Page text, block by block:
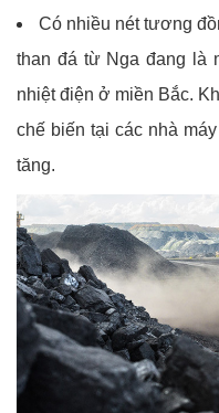
Có nhiều nét tương
than đá từ Nga đang là
nhiệt điện ở miền Bắc.
chế biến tại các nhà
tăng.